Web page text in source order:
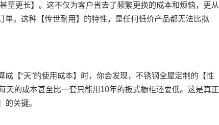
至更长】。这不仅为客户省去了频繁更换的成本和烦恼，更从
。这种【传世耐用】的特性，是任何低价产品都无法比拟
【“天”的使用成本】时，你会发现，不锈钢全屋定制的【性
的成本甚至比一套只能用10年的板式橱柜还要低。这是真正
关键。